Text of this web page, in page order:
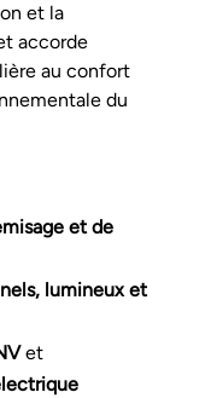
et la
accorde
au confort
du
et de
lumineux et
et